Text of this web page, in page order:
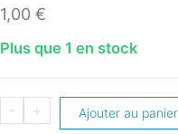
1,00 €
Plus que 1 en stock
-
quantité
+ Ajouter au panier